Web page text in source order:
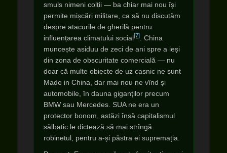
smuls nimeni colții — ba chiar mai nou își
permite mișcări militare, ca să nu discutăm
despre atacurile de gherilă pentru
influențarea climatului social[7]
. China
muncește asiduu de zeci de ani spre a ieși
din zona de obscuritate comercială — nu
doar că multe obiecte de uz casnic ne sunt
Made in China, dar mai nou ne vînd și
automobile, în dauna giganților precum
BMW sau Mercedes. SUA ne era un
protector bonom, astăzi însă capitalismul
sălbatic le dictează să mai strîngă
robinetul, pentru a-și păstra ei supremația.